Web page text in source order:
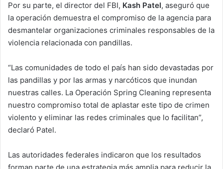
Por su parte, el director del FBI, Kash Patel, aseguró que
la operación demuestra el compromiso de la agencia para
desmantelar organizaciones criminales responsables de la
violencia relacionada con pandillas.
“Las comunidades de todo el país han sido devastadas por
las pandillas y por las armas y narcóticos que inundan
nuestras calles. La Operación Spring Cleaning representa
nuestro compromiso total de aplastar este tipo de crimen
violento y eliminar las redes criminales que lo facilitan”,
declaró Patel.
Las autoridades federales indicaron que los resultados